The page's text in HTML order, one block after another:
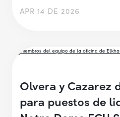
APR 14 DE 2026
Olvera y Cazarez
para puestos de